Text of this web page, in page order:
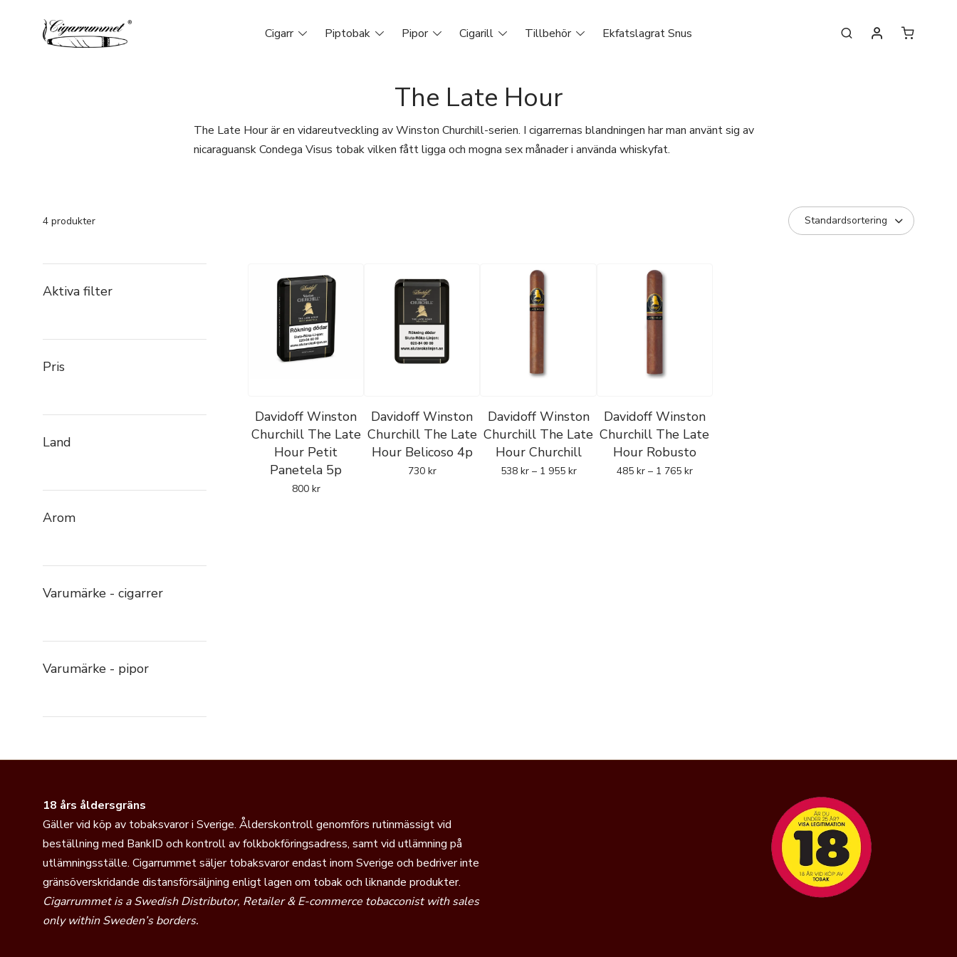
Cigarr Piptobak Pipor Cigarill Tillbehör Ekfatslagrat Snus
The Late Hour
The Late Hour är en vidareutveckling av Winston Churchill-serien. I cigarrernas blandningen har man använt sig av
nicaraguansk Condega Visus tobak vilken fått ligga och mogna sex månader i använda whiskyfat.
4 produkter
Aktiva filter
Pris
Land
Arom
Varumärke - cigarrer
Varumärke - pipor
Davidoff Winston
Churchill The Late
Hour Petit
Panetela 5p
800 kr
Davidoff Winston
Churchill The Late
Hour Belicoso 4p
730 kr
Davidoff Winston
Churchill The Late
Hour Churchill
538 kr – 1 955 kr
Davidoff Winston
Churchill The Late
Hour Robusto
485 kr – 1 765 kr
18 års åldersgräns
Gäller vid köp av tobaksvaror i Sverige. Ålderskontroll genomförs rutinmässigt vid
beställning med BankID och kontroll av folkbokföringsadress, samt vid utlämning på
utlämningsställe. Cigarrummet säljer tobaksvaror endast inom Sverige och bedriver inte
gränsöverskridande distansförsäljning enligt lagen om tobak och liknande produkter.
Cigarrummet is a Swedish Distributor, Retailer & E-commerce tobacconist with sales
only within Sweden’s borders.